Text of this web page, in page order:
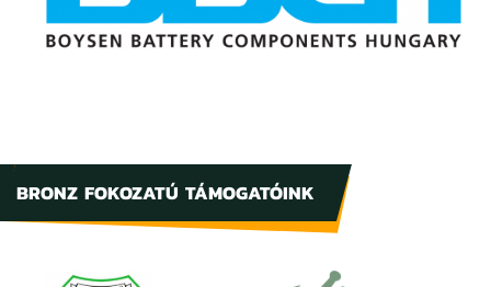
BRONZ FOKOZATÚ TÁMOGATÓINK